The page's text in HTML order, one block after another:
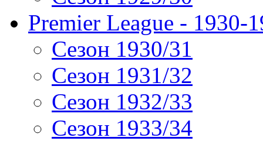
Premier League - 1930-
Сезон 1930/31
Сезон 1931/32
Сезон 1932/33
Сезон 1933/34